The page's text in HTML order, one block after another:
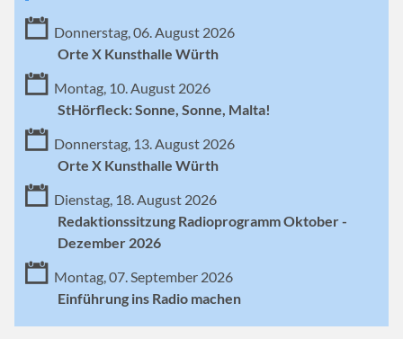
Donnerstag, 06. August 2026
Orte X Kunsthalle Würth
Montag, 10. August 2026
StHörfleck: Sonne, Sonne, Malta!
Donnerstag, 13. August 2026
Orte X Kunsthalle Würth
Dienstag, 18. August 2026
Redaktionssitzung Radioprogramm Oktober -
Dezember 2026
Montag, 07. September 2026
Einführung ins Radio machen